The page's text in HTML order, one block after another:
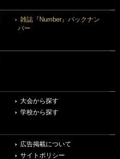
雑誌『Number』バックナン
バー
大会から探す
学校から探す
広告掲載について
サイトポリシー